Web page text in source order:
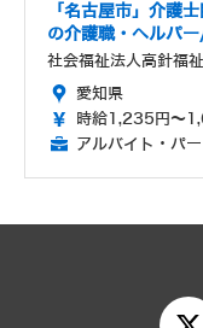
「名古屋市」介護
の介護職・ヘルパ
社会福祉法人高針福
愛知県
時給1,235円～
アルバイト・パー